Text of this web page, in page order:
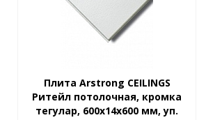
Плита Arstrong CEILINGS
Ритейл потолочная, кромка
тегулар, 600х14х600 мм, уп.